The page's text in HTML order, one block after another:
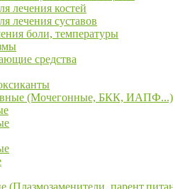
лечения костей
лечения суставов
боли, температуры
средства
(Мочегонные, БКК, ИАПФ...)